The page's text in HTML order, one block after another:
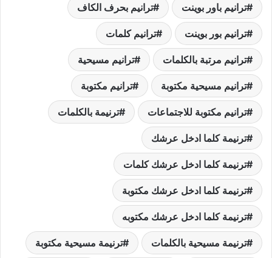
ترانيم باور بوينت ترانيم بحرف الكاف
ترانيم بور بوينت ترانيم كلمات
ترانيم مرتبة بالكلمات ترانيم مسيحية
ترانيم مسيحية مكتوبة ترانيم مكتوبة
ترانيم مكتوبة للاجتماعات ترنيمة بالكلمات
ترنيمة كلما ادخل عرشك
ترنيمة كلما ادخل عرشك كلمات
ترنيمة كلما ادخل عرشك مكتوبة
ترنيمة كلما ادخل عرشك مكتوبه
ترنيمة مسيحية بالكلمات ترنيمة مسيحية مكتوبة